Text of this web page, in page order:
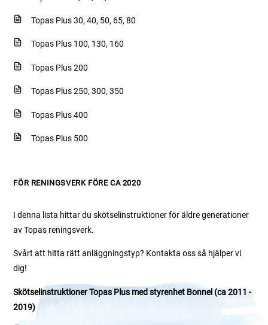
Topas Plus 30, 40, 50, 65, 80
Topas Plus 100, 130, 160
Topas Plus 200
Topas Plus 250, 300, 350
Topas Plus 400
Topas Plus 500
FÖR RENINGSVERK FÖRE CA 2020
I denna lista hittar du skötselinstruktioner för äldre generationer
av Topas reningsverk.
Svårt att hitta rätt anläggningstyp? Kontakta oss så hjälper vi
dig!
Skötselinstruktioner Topas Plus med styrenhet Bonnel (ca 2011 -
2019)